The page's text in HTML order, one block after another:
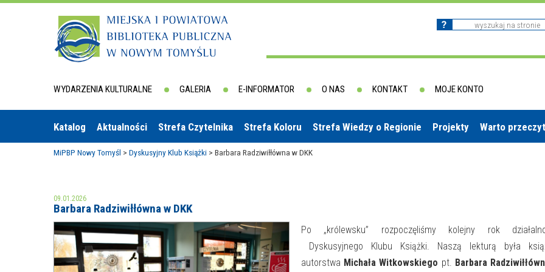
WYDARZENIA KULTURALNE GALERIA E-INFORMATOR O NAS KONTAKT MOJE KONTO
Katalog Aktualności Strefa Czytelnika Strefa Koloru Strefa Wiedzy o Regionie Projekty Warto
MiPBP Nowy Tomyśl > Dyskusyjny Klub Książki > Barbara Radziwiłłówna w DKK
09.01.2026
Barbara Radziwiłłówna w DKK
Po „królewsku” rozpoczęliśmy kolejny rok
Dyskusyjnego Klubu Książki. Naszą lekturą była
autorstwa Michała Witkowskiego pt. Barbara